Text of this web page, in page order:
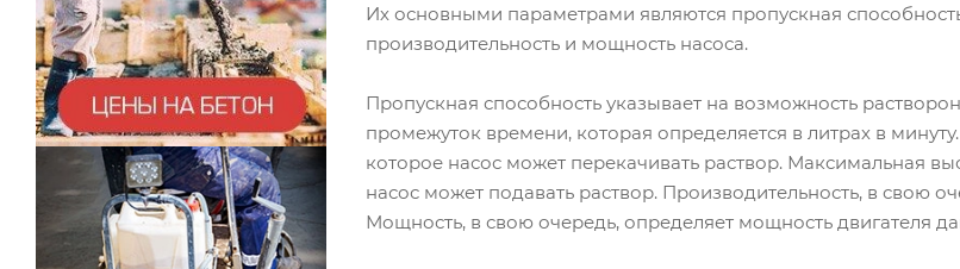
Их основными параметрами являются пропускная
производительность и мощность насоса.
Пропускная способность указывает на возможность
промежуток времени, которая определяется в литрах в
которое насос может перекачивать раствор. Максимальная
насос может подавать раствор. Производительность, в свою
Мощность, в свою очередь, определяет мощность двигателя